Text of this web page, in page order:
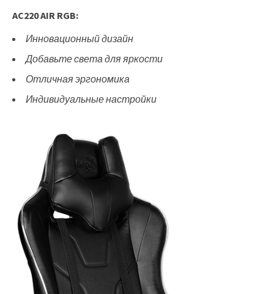
AC220 AIR RGB:
Инновационный дизайн
Добавьте света для яркости
Отличная эргономика
Индивидуальные настройки